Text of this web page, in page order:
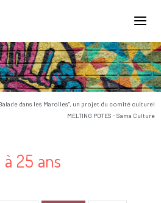
dans les Marolles", un projet du comité culturel
MELTING POTES - Sama Culture
à 25 ans